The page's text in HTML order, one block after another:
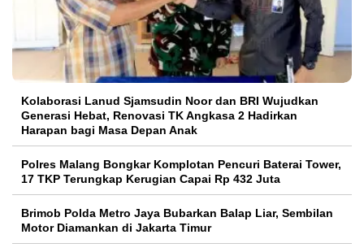
Kolaborasi Lanud Sjamsudin Noor dan BRI Wujudkan
Generasi Hebat, Renovasi TK Angkasa 2 Hadirkan
Harapan bagi Masa Depan Anak
Polres Malang Bongkar Komplotan Pencuri Baterai Tower,
17 TKP Terungkap Kerugian Capai Rp 432 Juta
Brimob Polda Metro Jaya Bubarkan Balap Liar, Sembilan
Motor Diamankan di Jakarta Timur